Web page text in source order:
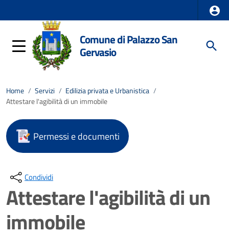
Comune di Palazzo San
Gervasio
Home / Servizi / Edilizia privata e Urbanistica /
Attestare l'agibilità di un immobile
Permessi e documenti
Condividi
Attestare l'agibilità di un
immobile